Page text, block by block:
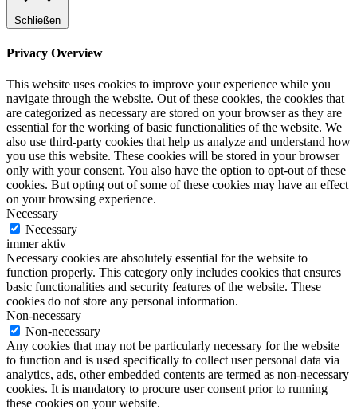
Schließen
Privacy Overview
This website uses cookies to improve your experience while you
navigate through the website. Out of these cookies, the cookies that
are categorized as necessary are stored on your browser as they are
essential for the working of basic functionalities of the website. We
also use third-party cookies that help us analyze and understand how
you use this website. These cookies will be stored in your browser
only with your consent. You also have the option to opt-out of these
cookies. But opting out of some of these cookies may have an effect
on your browsing experience.
Necessary
Necessary
immer aktiv
Necessary cookies are absolutely essential for the website to
function properly. This category only includes cookies that ensures
basic functionalities and security features of the website. These
cookies do not store any personal information.
Non-necessary
Non-necessary
Any cookies that may not be particularly necessary for the website
to function and is used specifically to collect user personal data via
analytics, ads, other embedded contents are termed as non-necessary
cookies. It is mandatory to procure user consent prior to running
these cookies on your website.